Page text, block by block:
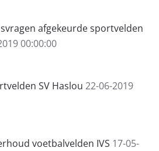
afgekeurde sportvelden
00:00:00
SV Haslou 22-06-2019
voetbalvelden IVS 17-05-